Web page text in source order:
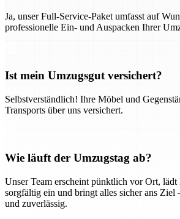
Ja, unser Full-Service-Paket umfasst auf
professionelle Ein- und Auspacken Ihrer
Ist mein Umzugsgut versichert?
Selbstverständlich! Ihre Möbel und
Transports über uns versichert.
Wie läuft der Umzugstag ab?
Unser Team erscheint pünktlich vor Ort, lädt
sorgfältig ein und bringt alles sicher ans Ziel
und zuverlässig.